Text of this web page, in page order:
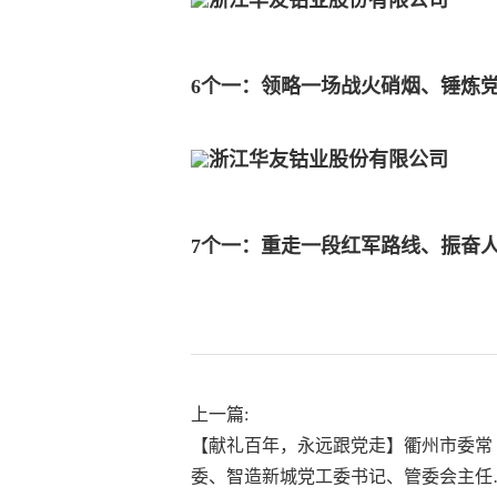
6个一：领略一场战火硝烟、锤炼
7个一：重走一段红军路线、振奋
上一篇:
【献礼百年，永远跟党走】衢州市委常
委、智造新城党工委书记、管委会主任